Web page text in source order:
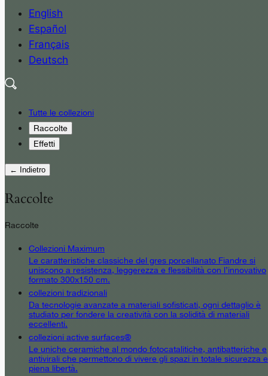
English
Español
Français
Deutsch
Tutte le collezioni
Raccolte
Effetti
← Indietro
Raccolte
Raccolte
Collezioni Maximum
Le caratteristiche classiche del gres porcellanato Fiandre si
uniscono a resistenza, leggerezza e flessibilità con l’innovativo
formato 300x150 cm.
collezioni tradizionali
Da tecnologie avanzate a materiali sofisticati, ogni dettaglio è
studiato per fondere la creatività con la solidità di materiali
eccellenti.
collezioni active surfaces®
Le uniche ceramiche al mondo fotocatalitiche, antibatteriche e
antivirali che permettono di vivere gli spazi in totale sicurezza e
piena libertà.